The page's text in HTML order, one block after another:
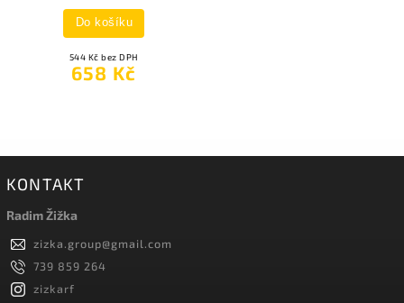
544 Kč bez DPH
658 Kč
Do košíku
KONTAKT
Radim Žižka
zizka.group@gmail.com
739 859 264
zizkarf